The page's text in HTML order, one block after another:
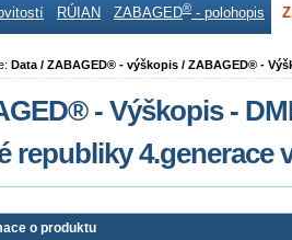
RÚIAN ZABAGED® - polohopis
Data / ZABAGED® - výškopis / ZABAGED® -
- Výškopis -
republiky 4.generace
o produktu